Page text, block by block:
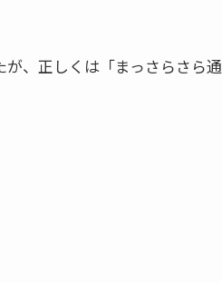
、正しくは「まっさらさら通